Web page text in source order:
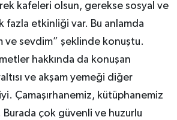
kafeleri olsun, gerekse sosyal ve
fazla etkinliği var. Bu anlamda
ve sevdim” şeklinde konuştu.
hakkında da konuşan
ve akşam yemeği diğer
Çamaşırhanemiz, kütüphanemiz
çok güvenli ve huzurlu